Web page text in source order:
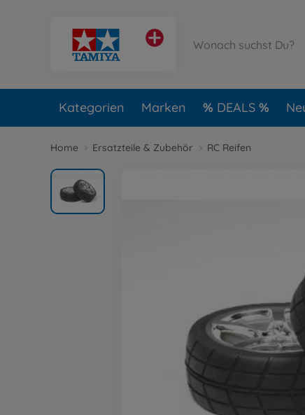
Kategorien Marken DEALS
Home Ersatzteile & Zubehör RC Reifen